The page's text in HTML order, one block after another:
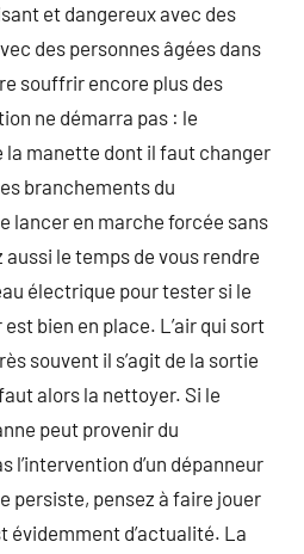
et dangereux avec des
des personnes âgées dans
souffrir encore plus des
ne démarra pas : le
la manette dont il faut changer
branchements du
lancer en marche forcée sans
le temps de vous rendre
électrique pour tester si le
bien en place. L’air qui sort
souvent il s’agit de la sortie
alors la nettoyer. Si le
peut provenir du
l’intervention d’un dépanneur
persiste, pensez à faire jouer
évidemment d’actualité. La